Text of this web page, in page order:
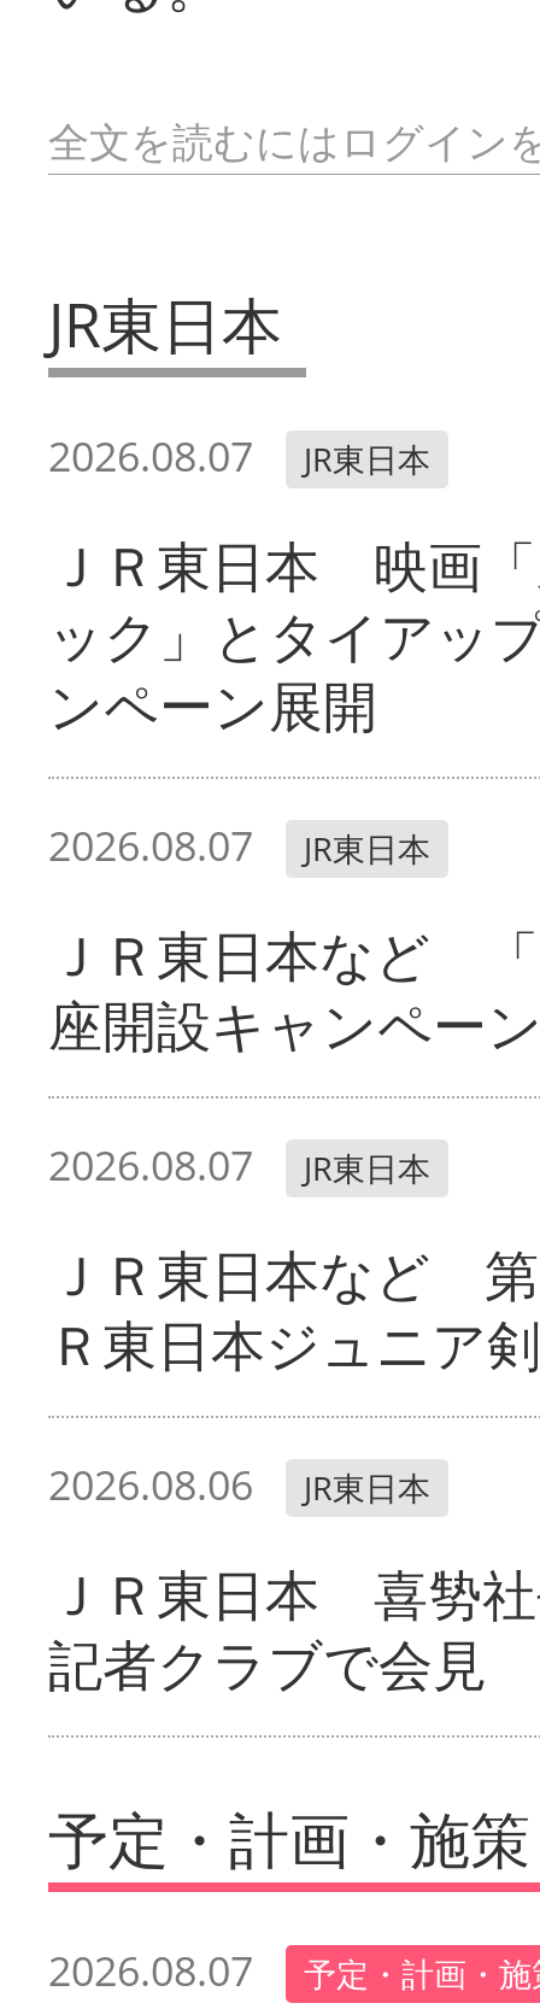
全文を読むにはログイン
JR東日本
2026.08.07 JR東日本
ＪＲ東日本 映画
ック」とタイアッ
ンペーン展開
2026.08.07 JR東日本
ＪＲ東日本など
座開設キャンペー
2026.08.07 JR東日本
ＪＲ東日本など
Ｒ東日本ジュニア
2026.08.06 JR東日本
ＪＲ東日本 喜㔟
記者クラブで会見
予定・計画・施策
2026.08.07 予定・計画・